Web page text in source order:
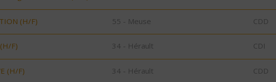
(H/F) 55 - Meuse CDD
F) 34 - Hérault CDI
(H/F) 34 - Hérault CDD